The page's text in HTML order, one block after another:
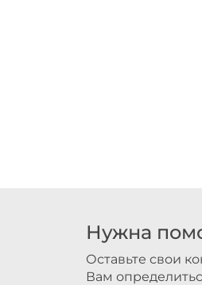
Нужна
Оставьте свои
Вам